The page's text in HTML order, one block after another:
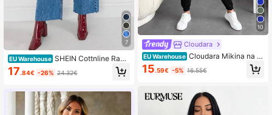
7
EU Warehouse SHEIN Cottnline Raw
Edge Wide Leg Jeans
17.84€ -26% 24.32€
10
Cloudara
EU Warehouse Cloudara Mikina na zi
ps a bočné tepláky s chlopňou
15.59€ -5% 16.55€